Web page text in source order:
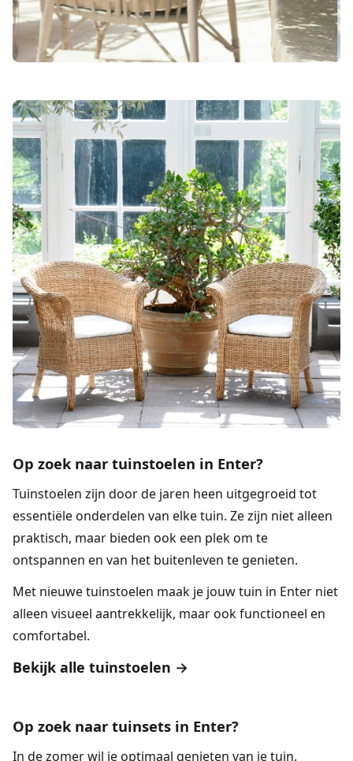
Op zoek naar tuinstoelen in Enter?
Tuinstoelen zijn door de jaren heen uitgegroeid tot
essentiële onderdelen van elke tuin. Ze zijn niet alleen
praktisch, maar bieden ook een plek om te
ontspannen en van het buitenleven te genieten.
Met nieuwe tuinstoelen maak je jouw tuin in Enter niet
alleen visueel aantrekkelijk, maar ook functioneel en
comfortabel.
Bekijk alle tuinstoelen →
Op zoek naar tuinsets in Enter?
In de zomer wil je optimaal genieten van je tuin.